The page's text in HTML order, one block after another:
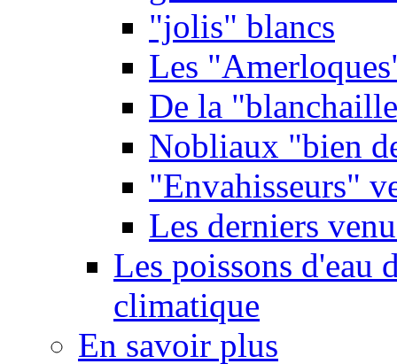
"jolis" blancs
Les
De la
Nobliaux "bien
"Envahisseurs"
Les derniers
Les poissons d'eau
climatique
En savoir plus